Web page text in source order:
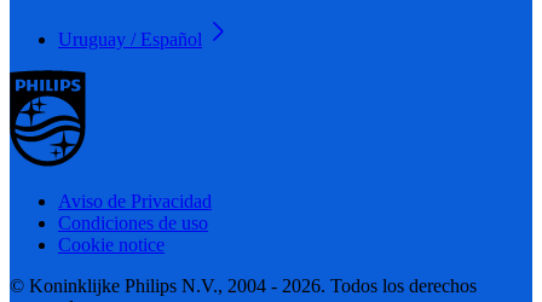
Uruguay / Español
Aviso de Privacidad
Condiciones de uso
Cookie notice
© Koninklijke Philips N.V., 2004 - 2026. Todos los derechos